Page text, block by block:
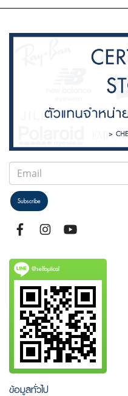
Subscribe
@selfoptical
ข้อมูลทั่วไป